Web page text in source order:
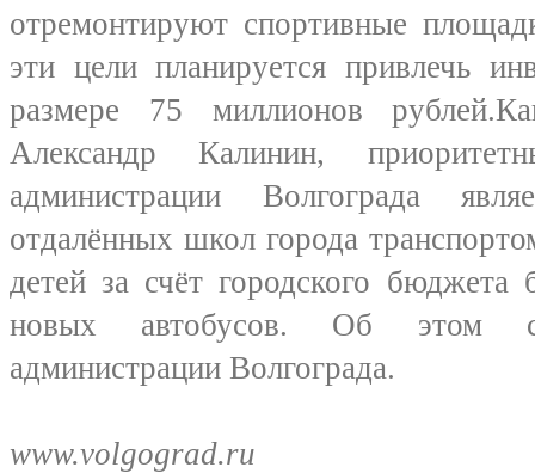
отремонтируют спортивные
эти цели планируется привлечь
размере 75 миллионов
Александр Калинин,
администрации Волгограда
отдалённых школ города
детей за счёт городского бюджета
новых автобусов. Об этом
администрации Волгограда.
www.volgograd.ru